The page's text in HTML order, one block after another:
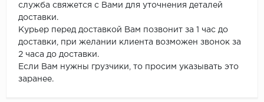
служба свяжется с Вами для уточнения деталей
доставки.
Курьер перед доставкой Вам позвонит за 1 час до
доставки, при желании клиента возможен звонок за
2 часа до доставки.
Если Вам нужны грузчики, то просим указывать это
заранее.